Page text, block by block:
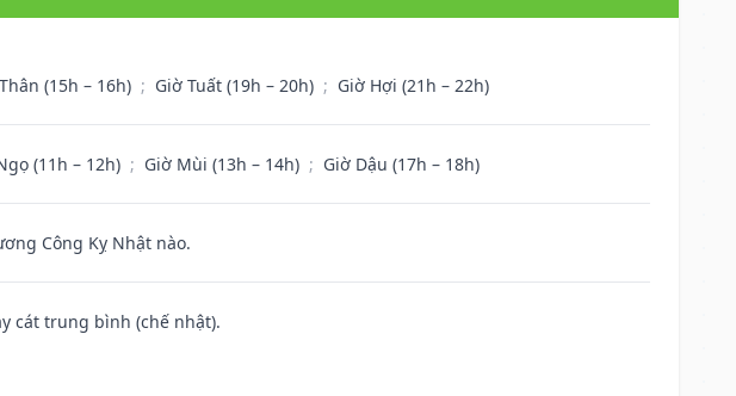
(15h – 16h) ; Giờ Tuất (19h – 20h) ; Giờ Hợi (21h – 22h)
(11h – 12h) ; Giờ Mùi (13h – 14h) ; Giờ Dậu (17h – 18h)
Công Kỵ Nhật nào.
cát trung bình (chế nhật).